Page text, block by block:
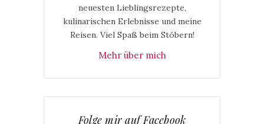
neuesten Lieblingsrezepte,
kulinarischen Erlebnisse und meine
Reisen. Viel Spaß beim Stöbern!
Mehr über mich
Folge mir auf Facebook